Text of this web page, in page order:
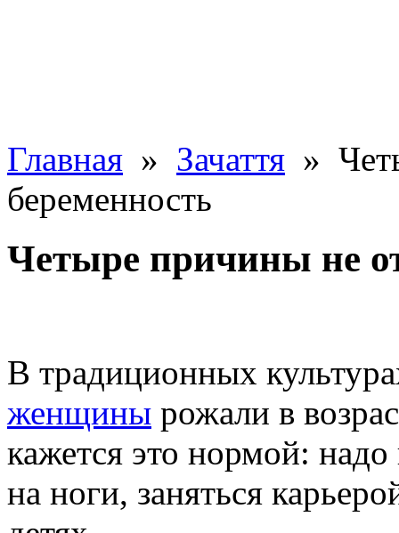
Главная » Зачаття »
беременность
Четыре причины не
В традиционных
женщины рожали в
кажется это нормой: надо
на ноги, заняться